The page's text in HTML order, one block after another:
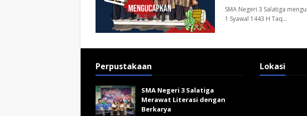
SMA Negeri 3 Salatiga
1 Syawal 1443 H Taq…
Perpustakaan
SMA Negeri 3 Salatiga
Merawat Literasi dengan
Berkarya
Lokasi